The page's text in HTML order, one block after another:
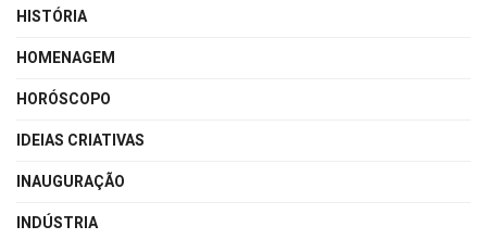
HISTÓRIA
HOMENAGEM
HORÓSCOPO
IDEIAS CRIATIVAS
INAUGURAÇÃO
INDÚSTRIA